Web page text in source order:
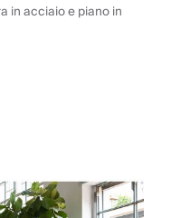
in acciaio e piano in